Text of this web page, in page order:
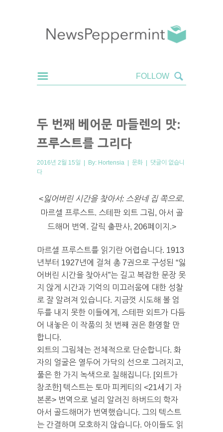
두 번째 베어문 마들렌의 맛:
프루스트를 그리다
2016년 2월 15일 | By: Hortensia | 문화 | 댓글이 없습니
다
<잃어버린 시간을 찾아서: 스완네 집 쪽으로.
마르셀 프루스트. 스테판 외트 그림, 아서 골
드해머 번역. 갈릭 출판사, 206페이지.>
마르셀 프루스트를 읽기란 어렵습니다. 1913
년부터 1927년에 걸쳐 총 7권으로 구성된 “잃
어버린 시간을 찾아서”는 길고 복잡한 문장 못
지 않게 시간과 기억의 미끄러움에 대한 성찰
로 잘 알려져 있습니다. 지금껏 시도해 볼 엄
두를 내지 못한 이들에게, 스테판 외트가 다듬
어 내놓은 이 작품의 첫 번째 권은 환영할 만
합니다.
외트의 그림체는 전체적으로 단순합니다. 화
자의 얼굴은 열두어 가닥의 선으로 그려지고,
풀은 한 가지 녹색으로 칠해집니다. [외트가
참조한] 텍스트는 토마 피케티의 <21세기 자
본론> 번역으로 널리 알려진 하버드의 학자
아서 골드해머가 번역했습니다. 그의 텍스트
는 간결하며 모호하지 않습니다. 아이들도 읽